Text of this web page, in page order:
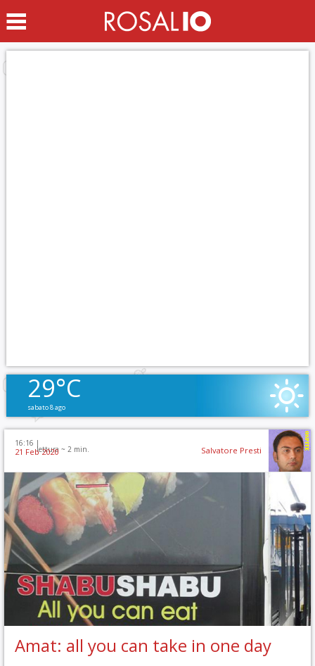
29°C
sabato 8 ago
16:16 |
lettura ~ 2 min.
21 Feb 2020 Salvatore Presti
Amat: all you can take in one day